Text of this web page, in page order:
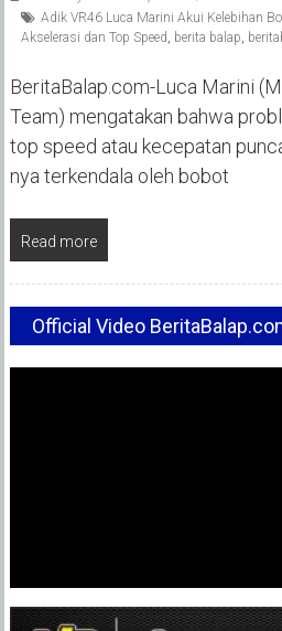
Adik VR46 Luca Marini Akui Kelebihan
Akselerasi dan Top Speed berita balap
BeritaBalap.com-Luca Marini
Team) mengatakan bahwa
top speed atau kecepatan
nya terkendala oleh bobot
Read more
Official Video